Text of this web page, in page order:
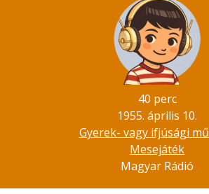
40 perc
1955. április 10.
Gyerek- vagy ifjúsági
Mesejáték
Magyar Rádió